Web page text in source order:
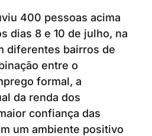
400 pessoas acima
dias 8 e 10 de julho, na
diferentes bairros de
entre o
formal, a
da renda dos
confiança das
um ambiente positivo